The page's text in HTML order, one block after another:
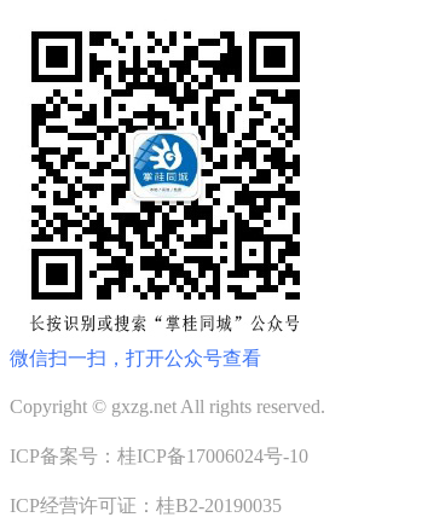
微信扫一扫，打开公众号查看
Copyright © gxzg.net All rights reserved.
ICP备案号：桂ICP备17006024号-10
ICP经营许可证：桂B2-20190035